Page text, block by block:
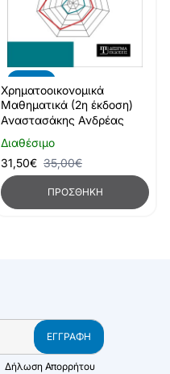
Διαθέσιμο
Χρηματοοικονομικά
Μαθηματικά (2η έκδοση)
Αναστασάκης Ανδρέας
31,50€ 35,00€
ΠΡΟΣΘΉΚΗ
ΕΓΓΡΑΦΉ
Δήλωση Απορρήτου